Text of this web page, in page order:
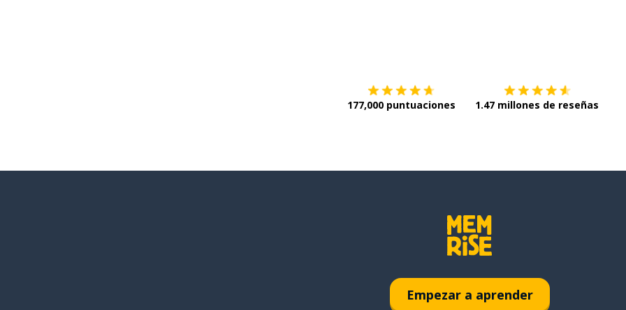
177,000 puntuaciones 1.47 millones de reseñas
Empezar a aprender